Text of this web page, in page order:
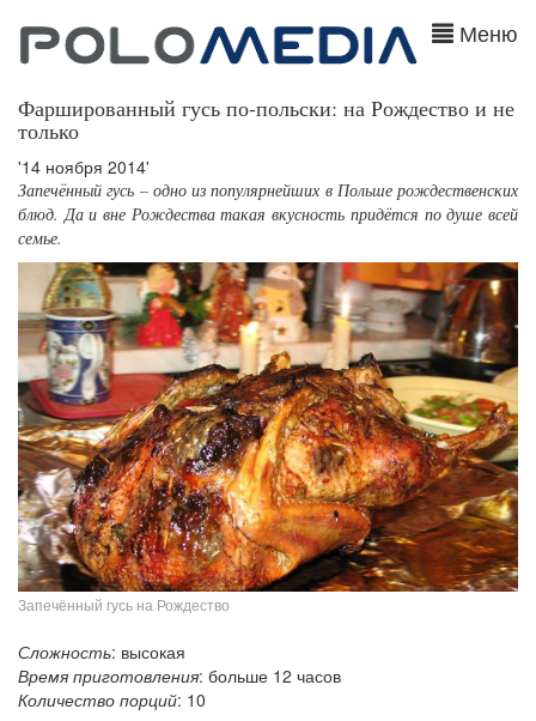
Меню
Фаршированный гусь по-польски: на Рождество и не
только
'14 ноября 2014'
Запечённый гусь – одно из популярнейших в Польше рождественских
блюд. Да и вне Рождества такая вкусность придётся по душе всей
семье.
Запечённый гусь на Рождество
Сложность: высокая
Время приготовления: больше 12 часов
Количество порций: 10